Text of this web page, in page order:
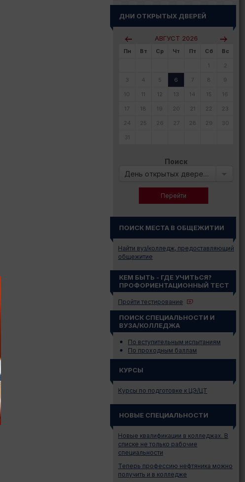
ДНИ ОТКРЫТЫХ ДВЕРЕЙ
АВГУСТ 2026
Пн Вт Ср Чт Пт Сб Вс
1 2
3 4 5 6 7 8 9
10 11 12 13 14 15 16
17 18 19 20 21 22 23
24 25 26 27 28 29 30
31
Поиск
День открытых дверей в:
ПОИСК МЕСТА В ОБЩЕЖИТИИ
Найти вуз/колледж, предоставляющий
общежитие
КЕМ БЫТЬ - ГДЕ УЧИТЬСЯ?
ПРОФОРИЕНТАЦИОННЫЙ ТЕСТ
Пройти тестирование
ПОИСК СПЕЦИАЛЬНОСТИ И
ВУЗА/КОЛЛЕДЖА
По вступительным испытаниям
По проходным баллам
КУРСЫ
Курсы по подготовке к ЦЭ/ЦТ
НОВЫЕ СПЕЦИАЛЬНОСТИ
Новые квалификации в колледжах. В
списке не только рабочие
специальности
Теперь профессию нефтяника можно
получить и в колледже